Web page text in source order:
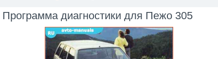
Программа диагностики для Пежо 305